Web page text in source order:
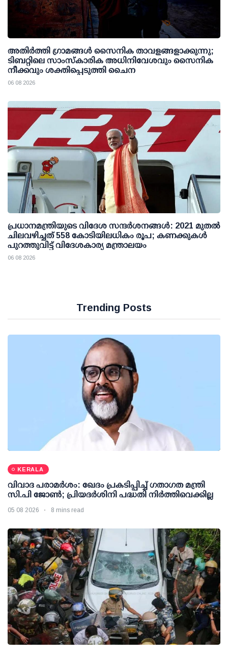
അതിര്‍ത്തി ഗ്രാമങ്ങള്‍ സൈനിക താവളങ്ങളാക്കുന്നു;
ടിബറ്റിലെ സാംസ്‌കാരിക അധിനിവേശവും സൈനിക
നീക്കവും ശക്തിപ്പെടുത്തി ചൈന
06 08 2026
പ്രധാനമന്ത്രിയുടെ വിദേശ സന്ദർശനങ്ങൾ: 2021 മുതൽ
ചിലവഴിച്ചത് 558 കോടിയിലധികം രൂപ; കണക്കുകൾ
പുറത്തുവിട്ട് വിദേശകാര്യ മന്ത്രാലയം
06 08 2026
Trending Posts
KERALA
വിവാദ പരാമര്‍ശം: ഖേദം പ്രകടിപ്പിച്ച് ഗതാഗത മന്ത്രി
സി.പി ജോണ്‍; പ്രിയദര്‍ശിനി പദ്ധതി നിര്‍ത്തിവെക്കില്ല
05 08 2026 8 mins read